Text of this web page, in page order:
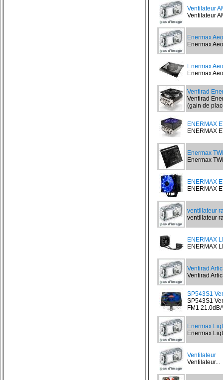
Ventilateur
Ventilateur
Enermax
Enermax
Enermax
Enermax
Ventirad
Ventirad
(gain de
ENERMAX
ENERMAX
Enermax
Enermax
ENERMAX
ENERMAX
ventillateur
ventillateur
ENERMAX
ENERMAX
Ventirad
Ventirad
SP543S1
SP543S1
FM1
Enermax
Enermax
Ventilateur
Ventilateur...